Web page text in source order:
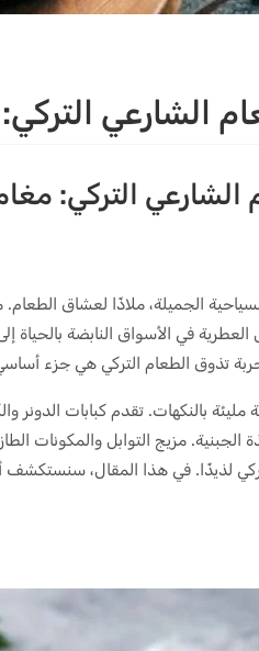
الشارعي
التركي:
الجميلة، ملاذًا لعشاق
في الأسواق النابضة بالحياة
تذوق الطعام التركي هي جزء
مليئة بالنكهات. تقدم كبابات الدونر
الجبنية. مزيج التوابل والمكونات
لذيذًا. في هذا المقال، سنستكشف